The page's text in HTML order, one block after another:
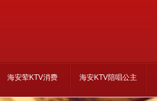
海安荤KTV消费 海安KTV陪唱公主